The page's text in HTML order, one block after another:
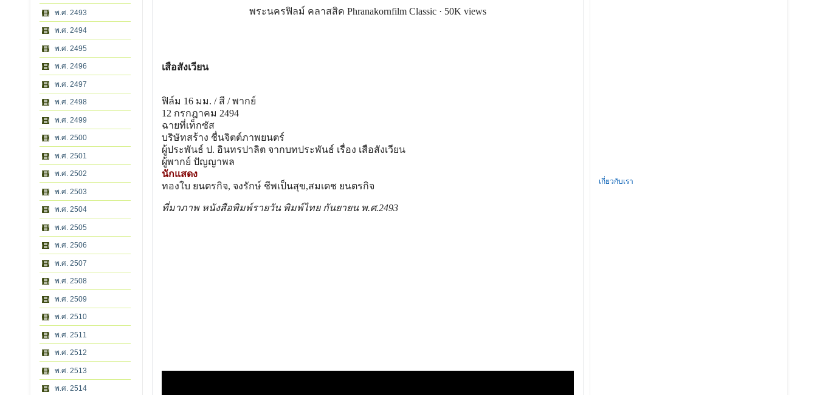
พ.ศ. 2493
พ.ศ. 2494
พ.ศ. 2495
พ.ศ. 2496
พ.ศ. 2497
พ.ศ. 2498
พ.ศ. 2499
พ.ศ. 2500
พ.ศ. 2501
พ.ศ. 2502
พ.ศ. 2503
พ.ศ. 2504
พ.ศ. 2505
พ.ศ. 2506
พ.ศ. 2507
พ.ศ. 2508
พ.ศ. 2509
พ.ศ. 2510
พ.ศ. 2511
พ.ศ. 2512
พ.ศ. 2513
พ.ศ. 2514
พระนครฟิลม์ คลาสสิค Phranakornfilm Classic · 50K views
เสือสังเวียน
ฟิล์ม 16 มม. / สี / พากย์
12 กรกฎาคม 2494
ฉายที่เท็กซัส
บริษัทสร้าง ชื่นจิตต์ภาพยนตร์
ผู้ประพันธ์ ป. อินทรปาลิต จากบทประพันธ์ เรื่อง เสือสังเวียน
ผู้พากย์ ปัญญาพล
นักแสดง
ทองใบ ยนตรกิจ, จงรักษ์ ชีพเป็นสุข,สมเดช ยนตรกิจ
ที่มาภาพ หนังสือพิมพ์รายวัน พิมพ์ไทย กันยายน พ.ศ.2493
เกี่ยวกับเรา